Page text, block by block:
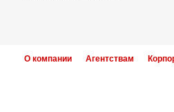
О компании Агентствам